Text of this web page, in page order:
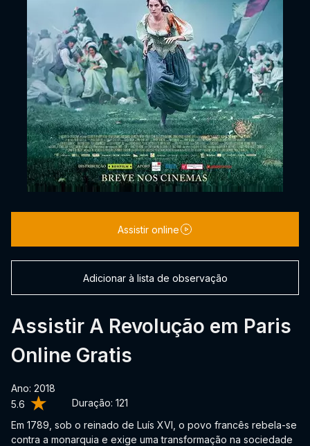
5.6 Duração: 121
Assistir A Revolução em Paris
Online Gratis
Ano: 2018
Em 1789, sob o reinado de Luís XVI, o povo francês rebela-se
contra a monarquia e exige uma transformação na sociedade
Assistir online
Adicionar à lista de observação